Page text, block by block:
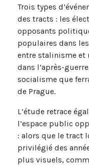
Trois types
des tracts : les
opposants
populaires dans
entre stalinisme et
dans l’après-
socialisme que
de Prague.
L’étude retrace
l’espace public
: alors que le tract
privilégié des
plus visuels,